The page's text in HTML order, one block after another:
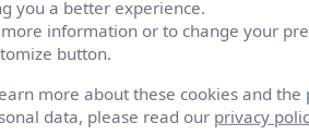
SAVONNIER
you a better experience.
information or to change your
button.
more about these cookies and the
data, please read our privacy